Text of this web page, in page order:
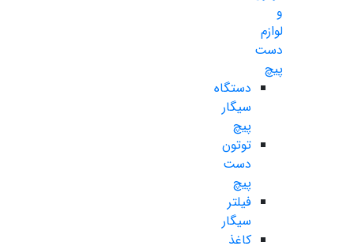
و
لوازم
دست
پیچ
دستگاه
سیگار
پیچ
توتون
دست
پیچ
فیلتر
سیگار
کاغذ